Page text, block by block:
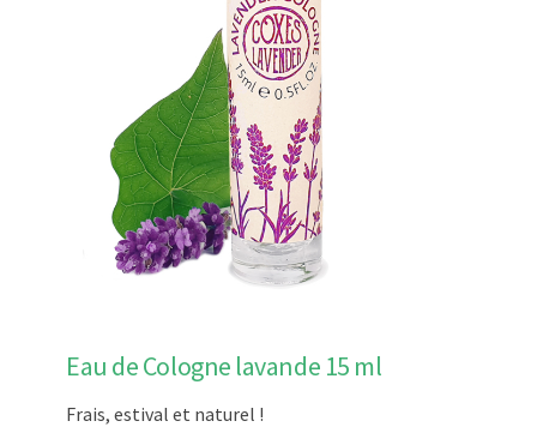
Eau de Cologne lavande 15 ml
Frais, estival et naturel !